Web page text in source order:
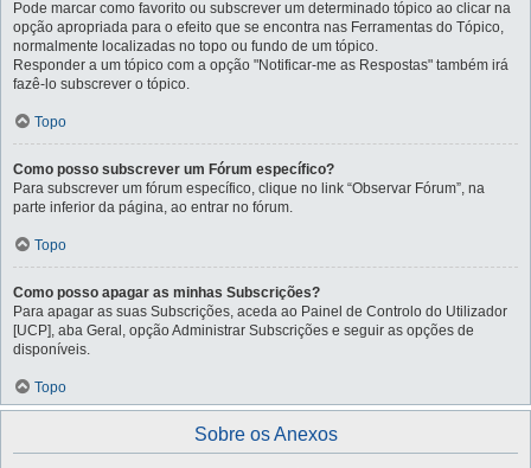
Pode marcar como favorito ou subscrever um determinado tópico ao clicar na
opção apropriada para o efeito que se encontra nas Ferramentas do Tópico,
normalmente localizadas no topo ou fundo de um tópico.
Responder a um tópico com a opção "Notificar-me as Respostas" também irá
fazê-lo subscrever o tópico.
Topo
Como posso subscrever um Fórum específico?
Para subscrever um fórum específico, clique no link “Observar Fórum”, na
parte inferior da página, ao entrar no fórum.
Topo
Como posso apagar as minhas Subscrições?
Para apagar as suas Subscrições, aceda ao Painel de Controlo do Utilizador
[UCP], aba Geral, opção Administrar Subscrições e seguir as opções de
disponíveis.
Topo
Sobre os Anexos